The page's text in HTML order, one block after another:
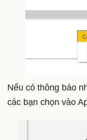
Nếu có thông báo
các bạn chọn vào